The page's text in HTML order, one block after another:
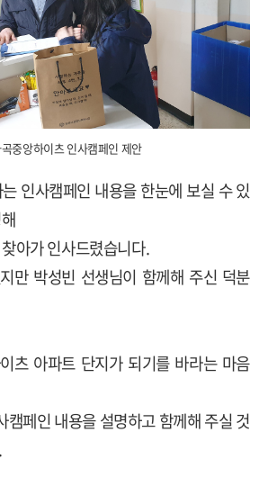
중앙하이츠 인사캠페인 제안
인사캠페인 내용을 한눈에 보실 수 있
아가 인사드렸습니다.
만 박성빈 선생님이 함께해 주신 덕분
츠 아파트 단지가 되기를 바라는 마음
페인 내용을 설명하고 함께해 주실 것